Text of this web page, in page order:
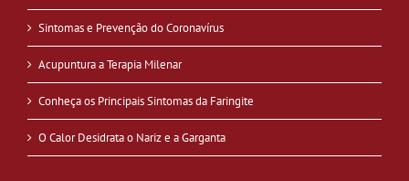
Sintomas e Prevenção do Coronavírus
Acupuntura a Terapia Milenar
Conheça os Principais Sintomas da Faringite
O Calor Desidrata o Nariz e a Garganta